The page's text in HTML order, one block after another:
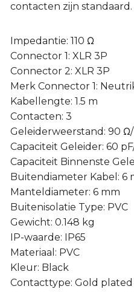
contacten zijn standaard.
Impedantie: 110 Ω
Connector 1: XLR 3P
Connector 2: XLR 3P
Merk Connector 1:
Kabellengte: 1.5 m
Contacten: 3
Geleiderweerstand: 90
Capaciteit Geleider: 60
Capaciteit Binnenste
Buitendiameter Kabel: 6
Manteldiameter: 6 mm
Buitenisolatie Type: PVC
Gewicht: 0.148 kg
IP-waarde: IP65
Materiaal: PVC
Kleur: Black
Contacttype: Gold plated